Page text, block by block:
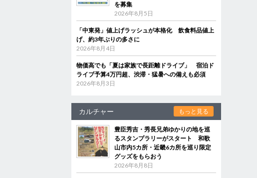
を募集
2026年8月5日
「中東発」値上げラッシュが本格化 飲食料品値上
げ、約3年ぶりの多さに
2026年8月4日
物価高でも「夏は家族で長距離ドライブ」 宿泊ド
ライブ予算4万円超、渋滞・猛暑への備えも必須
2026年8月3日
カルチャー もっと見る
豊臣秀吉・秀長兄弟ゆかりの地を巡
るスタンプラリーがスタート 和歌
山市内5カ所・近畿6カ所を巡り限定
グッズをもらおう
2026年8月8日